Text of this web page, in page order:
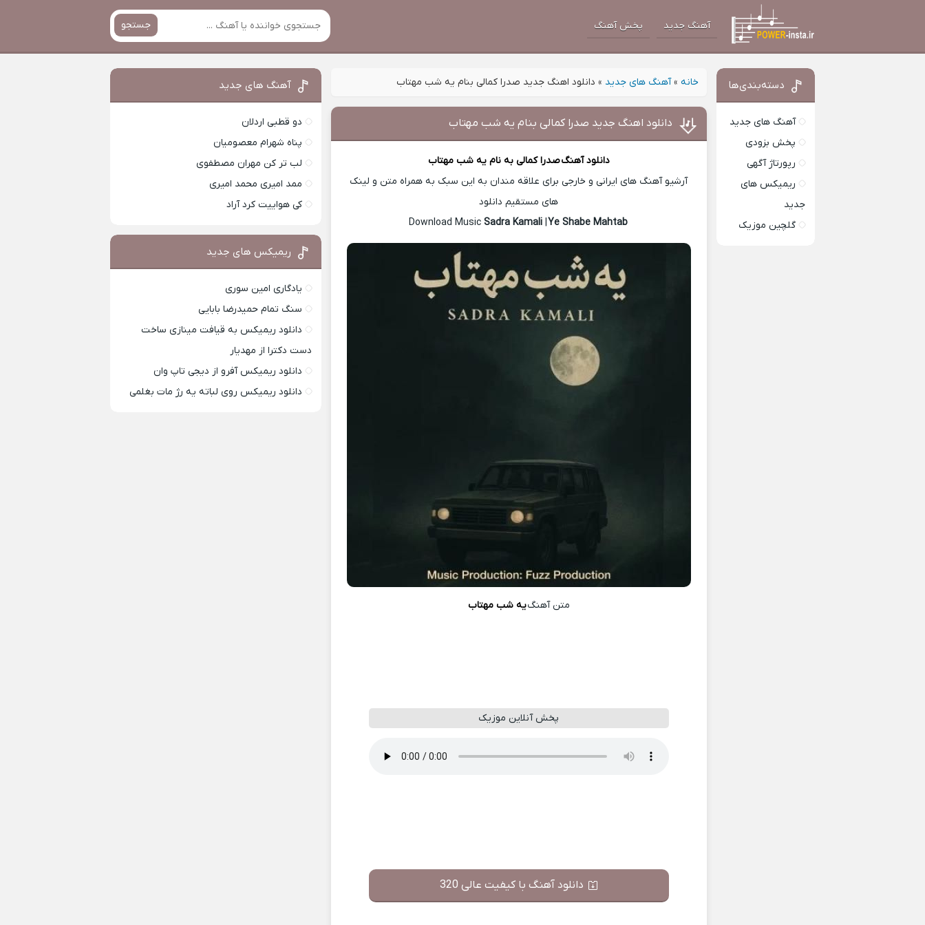
آهنگ جدید پخش آهنگ جستجو
خانه »آهنگ های جدید » دانلود اهنگ جدید صدرا کمالی بنام یه شب مهتاب
دانلود اهنگ جدید صدرا کمالی بنام یه شب مهتاب
دانلود آهنگصدرا کمالی به نام یه شب مهتاب
آرشیو آهنگ های ایرانی و خارجی برای علاقه مندان به این سبک به همراه متن و لینک
های مستقیم دانلود
Sadra Kamali |Ye Shabe Mahtab
متن آهنگیه شب مهتاب
پخش آنلاین موزیک
دانلود آهنگ با کیفیت عالی 320
دسته‌بندی‌ها
آهنگ های جدید
پخش بزودی
رپورتاژ آگهی
ریمیکس های
جدید
گلچین موزیک
آهنگ های جدید
دو قطبی اردلان
پناه شهرام معصومیان
لب تر کن مهران مصطفوی
ممد امیری محمد امیری
کی هواییت کرد آراد
ریمیکس های جدید
یادگاری امین سوری
سنگ تمام حمیدرضا بابایی
دانلود ریمیکس به قیافت مینازی ساخت
دست دکترا از مهدیار
دانلود ریمیکس آفرو از ديجی تاپ وان
دانلود ریمیکس روی لباته یه رژ مات بغلمی